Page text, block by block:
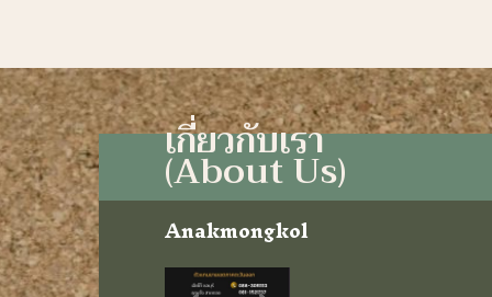
เกี่ยวกับเรา
(About Us)
Anakmongkol